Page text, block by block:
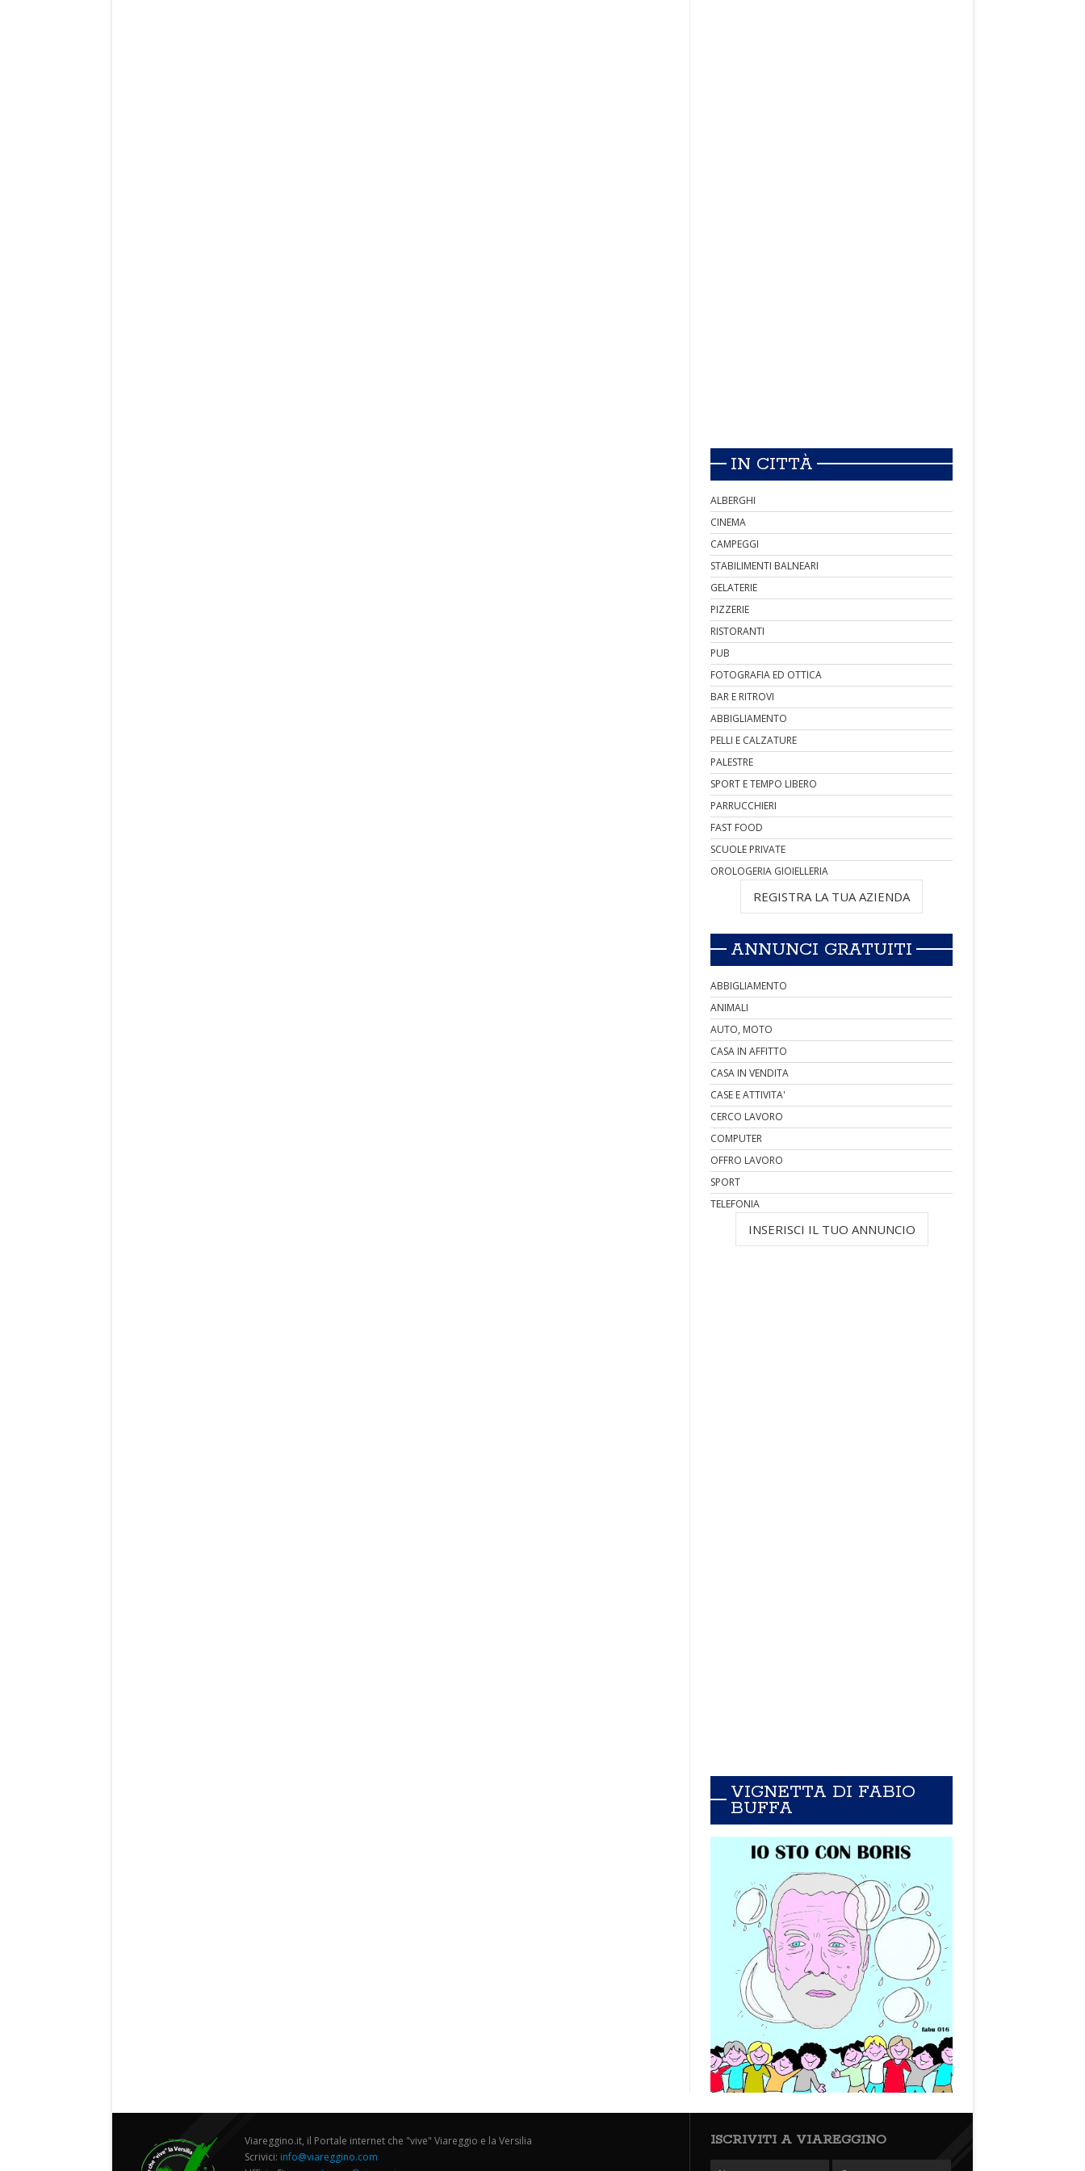
IN CITTÀ
ALBERGHI
CINEMA
CAMPEGGI
STABILIMENTI BALNEARI
GELATERIE
PIZZERIE
RISTORANTI
PUB
FOTOGRAFIA ED OTTICA
BAR E RITROVI
ABBIGLIAMENTO
PELLI E CALZATURE
PALESTRE
SPORT E TEMPO LIBERO
PARRUCCHIERI
FAST FOOD
SCUOLE PRIVATE
OROLOGERIA GIOIELLERIA
REGISTRA LA TUA AZIENDA
ANNUNCI GRATUITI
ABBIGLIAMENTO
ANIMALI
AUTO, MOTO
CASA IN AFFITTO
CASA IN VENDITA
CASE E ATTIVITA'
CERCO LAVORO
COMPUTER
OFFRO LAVORO
SPORT
TELEFONIA
INSERISCI IL TUO ANNUNCIO
VIGNETTA DI FABIO
BUFFA
Viareggino.it, il Portale internet che "vive" Viareggio e la Versilia
Scrivici: info@viareggino.com
ISCRIVITI A VIAREGGINO